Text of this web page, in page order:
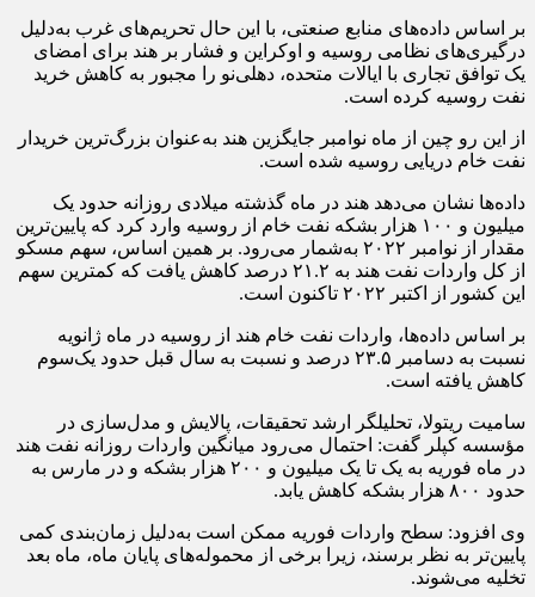
بر اساس داده‌های منابع صنعتی، با این حال تحریم‌های غرب به‌دلیل
درگیری‌های نظامی روسیه و اوکراین و فشار بر هند برای امضای
یک توافق تجاری با ایالات متحده، دهلی‌نو را مجبور به کاهش خرید
نفت روسیه کرده است.
از این رو چین از ماه نوامبر جایگزین هند به‌عنوان بزرگ‌ترین خریدار
نفت خام دریایی روسیه شده است.
داده‌ها نشان می‌دهد هند در ماه گذشته میلادی روزانه حدود یک
میلیون و ۱۰۰ هزار بشکه نفت خام از روسیه وارد کرد که پایین‌ترین
مقدار از نوامبر ۲۰۲۲ به‌شمار می‌رود. بر همین اساس، سهم مسکو
از کل واردات نفت هند به ۲۱.۲ درصد کاهش یافت که کمترین سهم
این کشور از اکتبر ۲۰۲۲ تاکنون است.
بر اساس داده‌ها، واردات نفت خام هند از روسیه در ماه ژانویه
نسبت به دسامبر ۲۳.۵ درصد و نسبت به سال قبل حدود یک‌سوم
کاهش یافته است.
سامیت ریتولا، تحلیلگر ارشد تحقیقات، پالایش و مدل‌سازی در
مؤسسه کپلر گفت: احتمال می‌رود میانگین واردات روزانه نفت هند
در ماه فوریه ​​به یک تا یک میلیون و ۲۰۰ هزار بشکه و در مارس به
حدود ۸۰۰ هزار بشکه کاهش یابد.
وی افزود: سطح واردات فوریه ممکن است به‌دلیل زمان‌بندی کمی
پایین‌تر به نظر برسند، زیرا برخی از محموله‌های پایان ماه، ماه بعد
تخلیه می‌شوند.